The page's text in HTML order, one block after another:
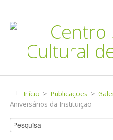
Centro de Convívio
Serviço de Apoio
Agenda
Historial
Publicações
Notícias
Galerias Fotográficas
Início > Publicações >
Aniversários da Instituição